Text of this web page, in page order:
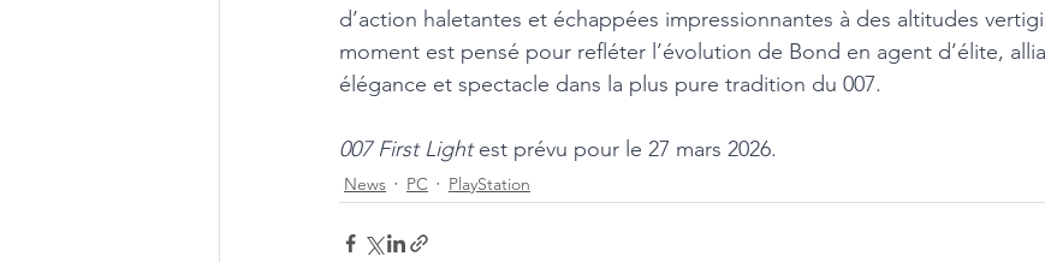
d’action haletantes et échappées impressionnantes à des altitudes
moment est pensé pour refléter l’évolution de Bond en agent d’élite,
élégance et spectacle dans la plus pure tradition du 007.
007 First Light est prévu pour le 27 mars 2026.
News PC PlayStation